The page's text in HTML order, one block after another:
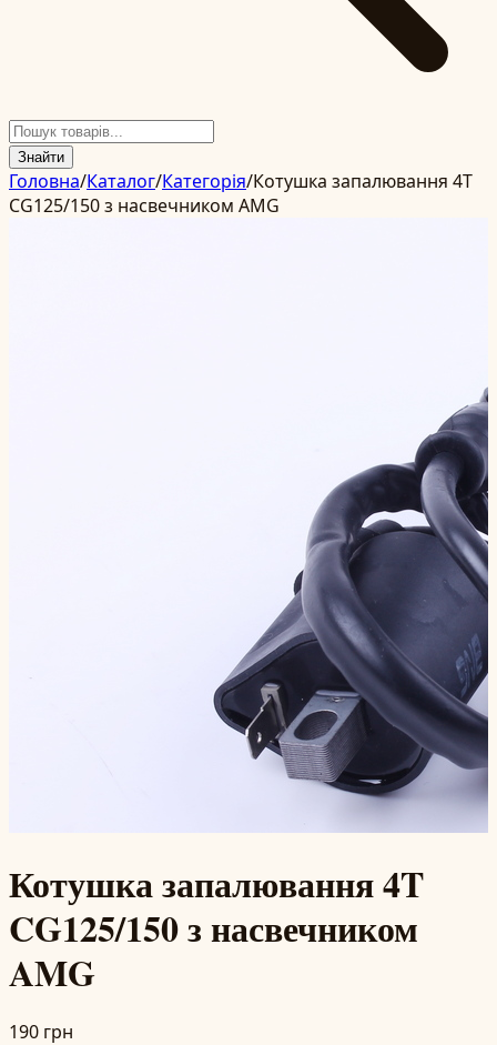
Знайти
Головна/Каталог/Категорія/Котушка запалювання 4T
CG125/150 з насвечником AMG
Котушка запалювання 4T
CG125/150 з насвечником
AMG
190 грн